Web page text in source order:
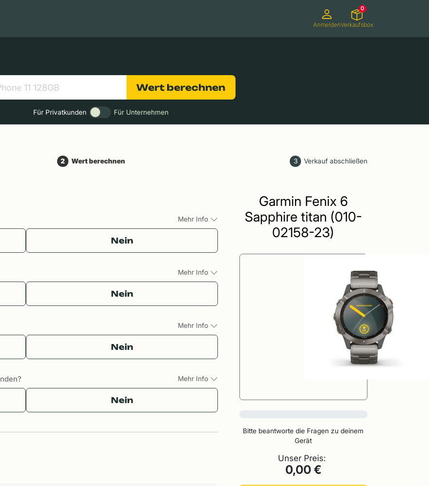
AnmeldenVerkaufsbox
0
Wert berechnen
Für Privatkunden Für Unternehmen
2 Wert berechnen 3 Verkauf abschließen
Mehr Info
Nein
Mehr Info
Nein
Mehr Info
Nein
Mehr Info
Nein
Garmin Fenix 6
Sapphire titan (010-
02158-23)
Bitte beantworte die Fragen zu deinem
Gerät
Unser Preis:
0,00 €